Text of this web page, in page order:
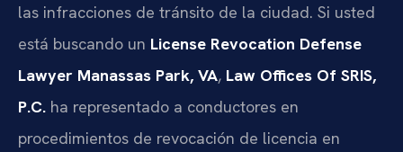
las infracciones de tránsito de la ciudad. Si usted
está buscando un License Revocation Defense
Lawyer Manassas Park, VA, Law Offices Of SRIS,
P.C. ha representado a conductores en
procedimientos de revocación de licencia en